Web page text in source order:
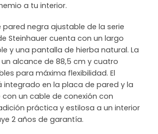
a tu interior.
pared negra ajustable de la serie
Steinhauer cuenta con un largo
y una pantalla de hierba natural. La
alcance de 88,5 cm y cuatro
para máxima flexibilidad. El
integrado en la placa de pared y la
un cable de conexión con
práctica y estilosa a un interior
2 años de garantía.